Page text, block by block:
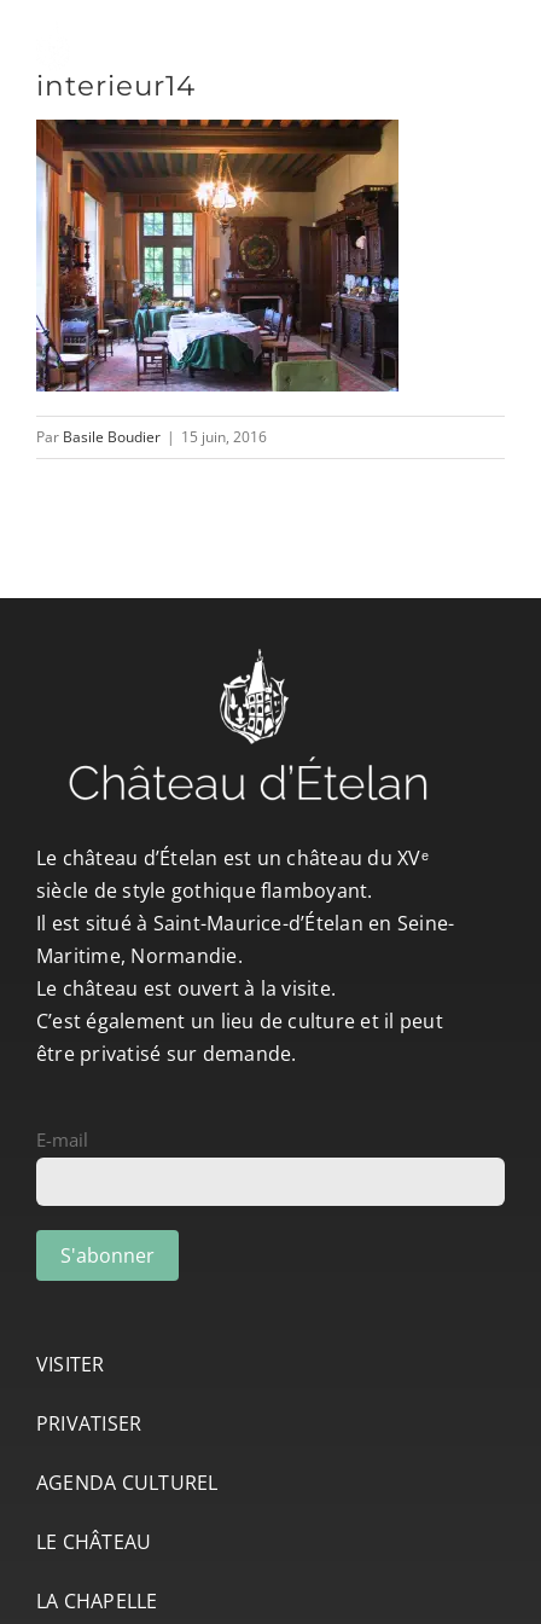
contenu
DÉCOUVRIR
VENIR
NOUS SUIVRE
L’ASSOCIATION
interieur14
Par Basile Boudier | 15 juin, 2016
Le château d’Ételan est un château du XVᵉ
siècle de style gothique flamboyant.
Il est situé à Saint-Maurice-d’Ételan en Seine-
Maritime, Normandie.
Le château est ouvert à la visite.
C’est également un lieu de culture et il peut
être privatisé sur demande.
E-mail
VISITER
PRIVATISER
AGENDA CULTUREL
LE CHÂTEAU
LA CHAPELLE